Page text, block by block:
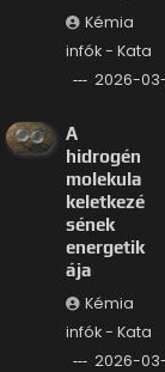
Kémia
infók - Kata
2026-
A
hidrogén
molekula
keletkezé
sének
energetik
ája
Kémia
infók - Kata
2026-